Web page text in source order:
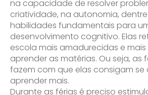
na capacidade de resolver
criatividade, na autonomia,
habilidades fundamentais para
desenvolvimento cognitivo. Elas
escola mais amadurecidas e
aprender as matérias. Ou seja, as
fazem com que elas consigam se
aprender mais.
Durante as férias é preciso